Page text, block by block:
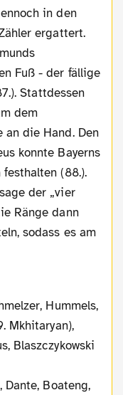
in den
ergattert.
Fuß - der fällige
Stattdessen
dem
an die Hand. Den
konnte Bayerns
(88.).
der „vier
Ränge dann
sodass es am
Hummels,
Mkhitaryan),
Blaszczykowski
Boateng,